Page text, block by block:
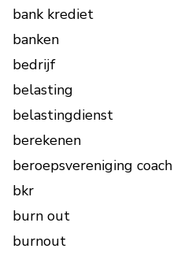
bank krediet
banken
bedrijf
belasting
belastingdienst
berekenen
beroepsvereniging coach
bkr
burn out
burnout